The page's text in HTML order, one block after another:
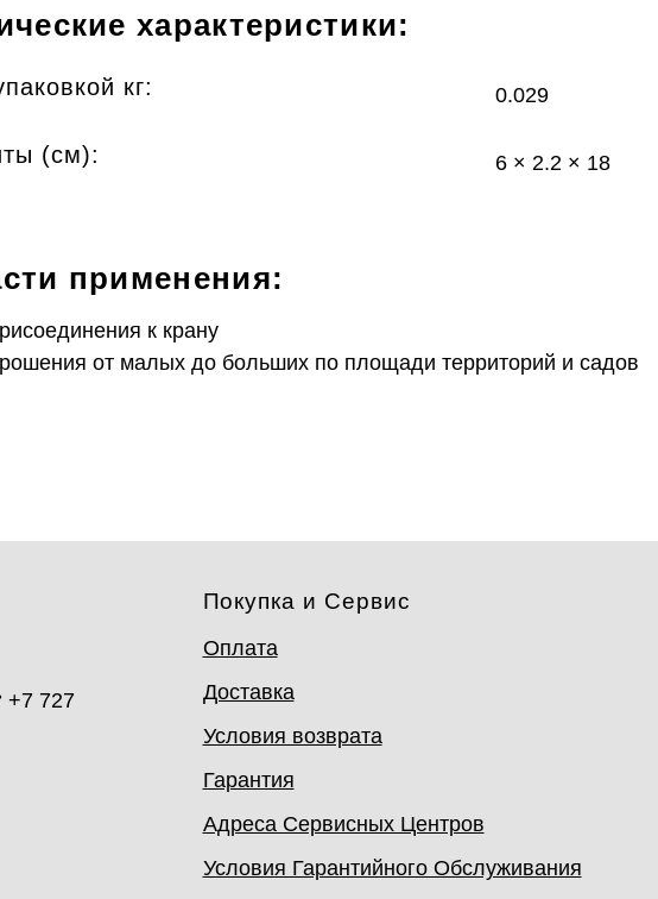
характеристики:
кг: 0.029
(cм): 6 × 2.2 × 18
применения:
к крану
от малых до больших по площади территорий и садов
727
Покупка и Сервис
Оплата
Доставка
Условия возврата
Гарантия
Адреса Сервисных Центров
Условия Гарантийного Обслуживания